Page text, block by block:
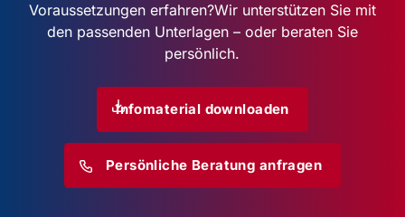
Voraussetzungen erfahren?Wir unterstützen Sie mit
den passenden Unterlagen – oder beraten Sie
persönlich.
Infomaterial downloaden
Persönliche Beratung anfragen